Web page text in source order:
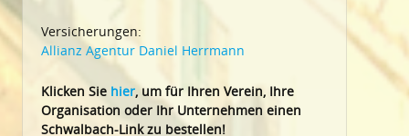
Versicherungen:
Allianz Agentur Daniel Herrmann
Klicken Sie hier, um für Ihren Verein, Ihre
Organisation oder Ihr Unternehmen einen
Schwalbach-Link zu bestellen!